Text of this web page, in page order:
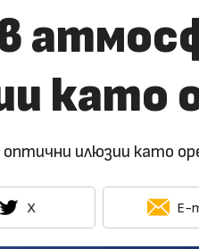
като
илюзии като
X E-